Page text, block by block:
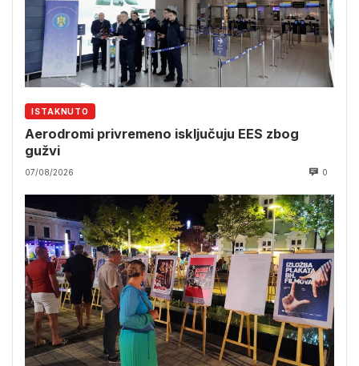
ISTAKNUTO
Aerodromi privremeno isključuju EES zbog
gužvi
07/08/2026 0